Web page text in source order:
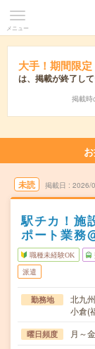
メニュー
大手！期間限
は、掲載が終了し
掲載時
未読 掲載日 2026/
駅チカ！施
ポート業務
職種未経験OK
派遣
勤務地
北九
小倉(
曜日頻度 月～金